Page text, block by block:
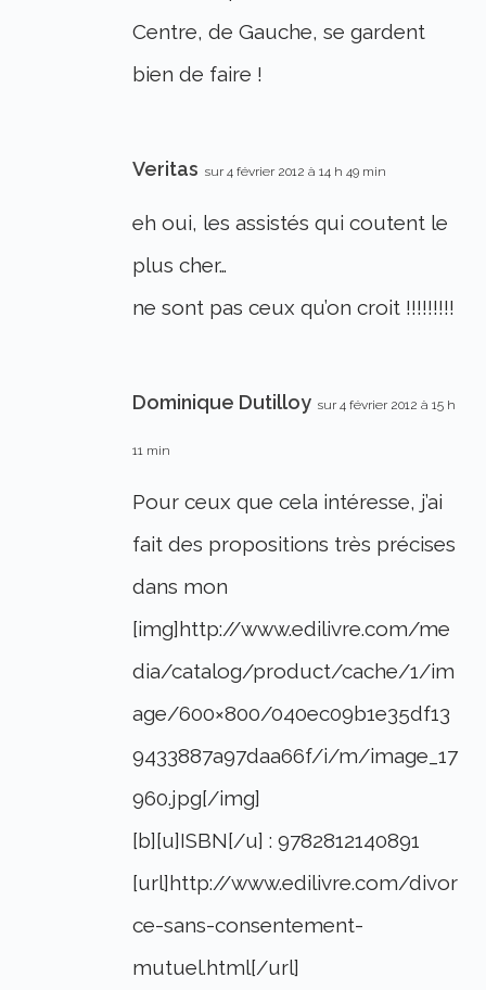
Centre, de Gauche, se gardent
bien de faire !
Veritas sur 4 février 2012 à 14 h 49 min
eh oui, les assistés qui coutent le
plus cher…
ne sont pas ceux qu’on croit !!!!!!!!!
Dominique Dutilloy sur 4 février 2012 à 15 h
11 min
Pour ceux que cela intéresse, j’ai
fait des propositions très précises
dans mon
[img]http://www.edilivre.com/me
dia/catalog/product/cache/1/im
age/600×800/040ec09b1e35df13
9433887a97daa66f/i/m/image_17
960.jpg[/img]
[b][u]ISBN[/u] : 9782812140891
[url]http://www.edilivre.com/divor
ce-sans-consentement-
mutuel.html[/url]